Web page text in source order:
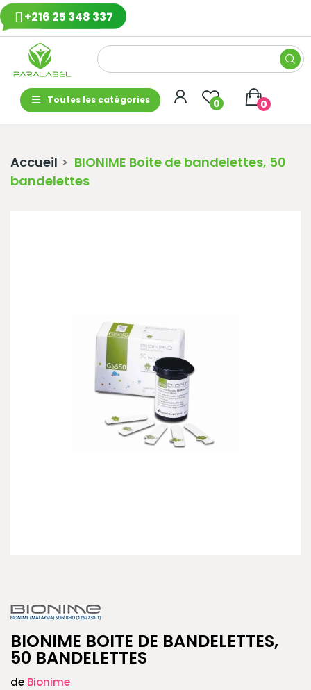
+216 25 348 337
Toutes les catégories 0 0
Accueil
BIONIME Boite de bandelettes, 50
bandelettes
BIONIME BOITE DE BANDELETTES,
50 BANDELETTES
de Bionime